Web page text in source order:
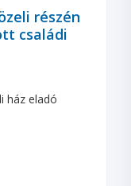
részén
családi
ház eladó